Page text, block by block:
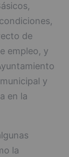
de
empleo, y
y
en la
la